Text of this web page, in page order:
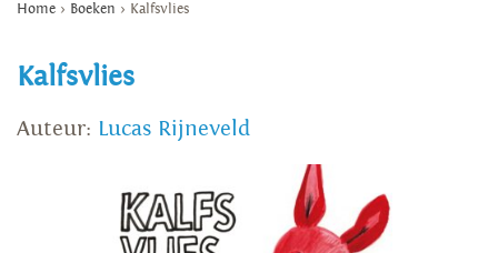
Home > Boeken > Kalfsvlies
Kalfsvlies
Auteur: Lucas Rijneveld